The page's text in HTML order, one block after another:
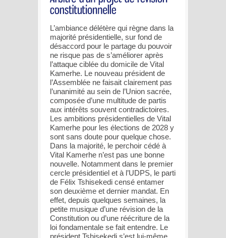
L’ambiance délétère qui règne dans la
majorité présidentielle, sur fond de
désaccord pour le partage du pouvoir
ne risque pas de s’améliorer après
l’attaque ciblée du domicile de Vital
Kamerhe. Le nouveau président de
l’Assemblée ne faisait clairement pas
l’unanimité au sein de l’Union sacrée,
composée d’une multitude de partis
aux intérêts souvent contradictoires.
Les ambitions présidentielles de Vital
Kamerhe pour les élections de 2028 y
sont sans doute pour quelque chose.
Dans la majorité, le perchoir cédé à
Vital Kamerhe n’est pas une bonne
nouvelle. Notamment dans le premier
cercle présidentiel et à l’UDPS, le parti
de Félix Tshisekedi censé entamer
son deuxième et dernier mandat. En
effet, depuis quelques semaines, la
petite musique d’une révision de la
Constitution ou d’une réécriture de la
loi fondamentale se fait entendre. Le